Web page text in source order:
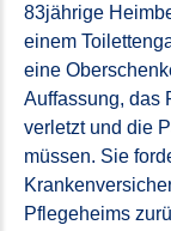
83jährige
einem
eine
Auffassung, das
verletzt und die
müssen. Sie
Pflegeheims